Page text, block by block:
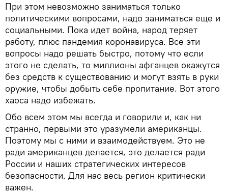
При этом невозможно заниматься только
политическими вопросами, надо заниматься еще и
социальными. Пока идет война, народ теряет
работу, плюс пандемия коронавируса. Все эти
вопросы надо решать быстро, потому что если
этого не сделать, то миллионы афганцев окажутся
без средств к существованию и могут взять в руки
оружие, чтобы добыть себе пропитание. Вот этого
хаоса надо избежать.
Обо всем этом мы всегда и говорили и, как ни
странно, первыми это уразумели американцы.
Поэтому мы с ними и взаимодействуем. Это не
ради американцев делается, это делается ради
России и наших стратегических интересов
безопасности. Для нас весь регион критически
важен.